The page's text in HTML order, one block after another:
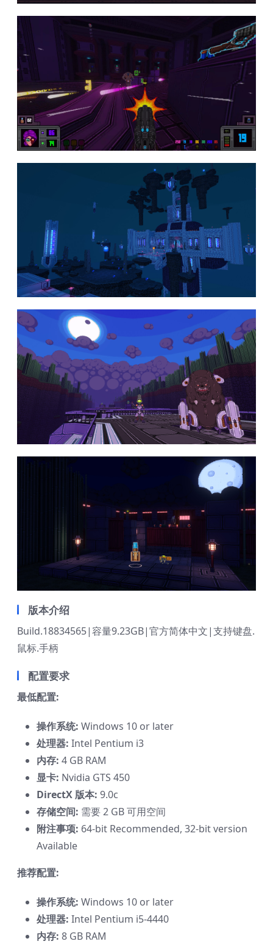
版本介绍
Build.18834565|容量9.23GB|官方简体中文|支持键盘.
鼠标.手柄
配置要求
最低配置:
操作系统: Windows 10 or later
处理器: Intel Pentium i3
内存: 4 GB RAM
显卡: Nvidia GTS 450
DirectX 版本: 9.0c
存储空间: 需要 2 GB 可用空间
附注事项: 64-bit Recommended, 32-bit version
Available
推荐配置:
操作系统: Windows 10 or later
处理器: Intel Pentium i5-4440
内存: 8 GB RAM